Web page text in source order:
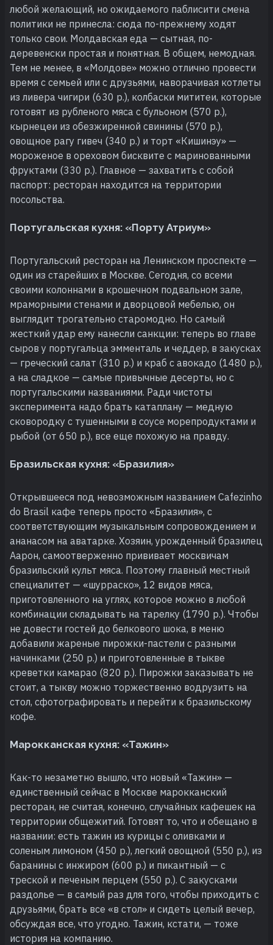
любой желающий, но ожидаемого паблисити смена
политики не принесла: сюда по-прежнему ходят
только свои. Молдавская еда — сытная, по-
деревенски простая и понятная. В общем, немодная.
Тем не менее, в «Молдове» можно отлично провести
время с семьей или с друзьями, наворачивая котлеты
из ливера чигири (630 р.), колбаски мититеи, которые
готовят из рубленого мяса с бульоном (570 р.),
кырнецеи из обезжиренной свинины (570 р.),
овощное рагу гивеч (340 р.) и торт «Кишинэу» —
мороженое в ореховом бисквите с маринованными
фруктами (330 р.). Главное — захватить с собой
паспорт: ресторан находится на территории
посольства.
Португальская кухня: «Порту Атриум»
Португальский ресторан на Ленинском проспекте —
один из старейших в Москве. Сегодня, со всеми
своими колоннами в крошечном подвальном зале,
мраморными стенами и дворцовой мебелью, он
выглядит трогательно старомодно. Но самый
жесткий удар ему нанесли санкции: теперь во главе
сыров у португальца эмменталь и чеддер, в закусках
— греческий салат (310 р.) и краб с авокадо (1480 р.),
а на сладкое — самые привычные десерты, но с
португальскими названиями. Ради чистоты
эксперимента надо брать катаплану — медную
сковородку с тушенными в соусе морепродуктами и
рыбой (от 650 р.), все еще похожую на правду.
Бразильская кухня: «Бразилия»
Открывшееся под невозможным названием Cafezinho
do Brasil кафе теперь просто «Бразилия», с
соответствующим музыкальным сопровождением и
ананасом на аватарке. Хозяин, урожденный бразилец
Аарон, самоотверженно прививает москвичам
бразильский культ мяса. Поэтому главный местный
специалитет — «шурраско», 12 видов мяса,
приготовленного на углях, которое можно в любой
комбинации складывать на тарелку (1790 р.). Чтобы
не довести гостей до белкового шока, в меню
добавили жареные пирожки-пастели с разными
начинками (250 р.) и приготовленные в тыкве
креветки камарао (820 р.). Пирожки заказывать не
стоит, а тыкву можно торжественно водрузить на
стол, сфотографировать и перейти к бразильскому
кофе.
Марокканская кухня: «Тажин»
Как-то незаметно вышло, что новый «Тажин» —
единственный сейчас в Москве марокканский
ресторан, не считая, конечно, случайных кафешек на
территории общежитий. Готовят то, что и обещано в
названии: есть тажин из курицы с оливками и
соленым лимоном (450 р.), легкий овощной (550 р.), из
баранины с инжиром (600 р.) и пикантный — с
треской и печеным перцем (550 р.). С закусками
раздолье — в самый раз для того, чтобы приходить с
друзьями, брать все «в стол» и сидеть целый вечер,
обсуждая все, что угодно. Тажин, кстати, — тоже
история на компанию.